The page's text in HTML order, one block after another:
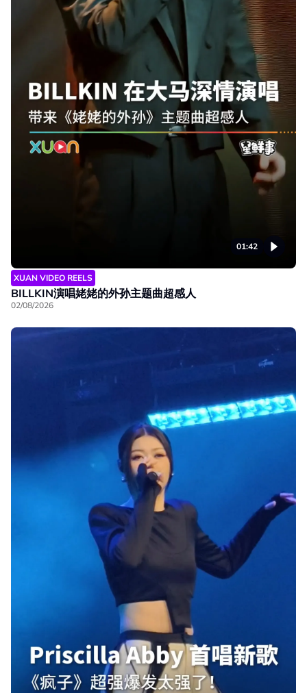
01:42
XUAN VIDEO REELS
BILLKIN演唱姥姥的外孙主题曲超感人
02/08/2026